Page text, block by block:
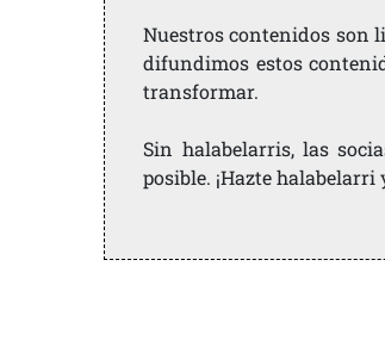
Nuestros contenidos son
difundimos estos
transformar.
Sin halabelarris, las
posible. ¡Hazte halabelarri